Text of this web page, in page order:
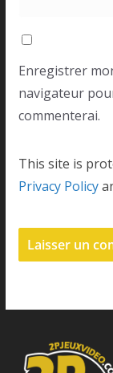
Enregistrer
navigateur
commenterai.
This site is
Privacy Policy